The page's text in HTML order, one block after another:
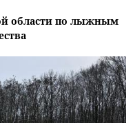
области по лыжным